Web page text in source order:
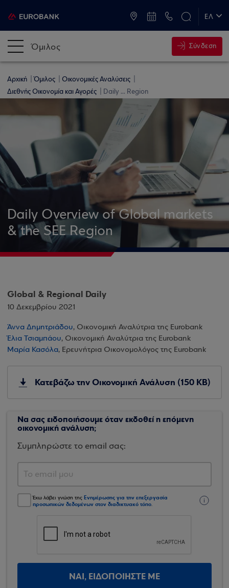
ΕΛ
Όμιλος Σύνδεση
Αρχική Όμιλος
Οικονομικές Αναλύσεις
Διεθνής Οικονομία και Αγορές
Daily ... Region
Daily Overview of Global markets
& the SEE Region
Global & Regional Daily
10 Δεκεμβρίου 2021
Άννα Δημητριάδου, Οικονομική Αναλύτρια της Eurobank
Έλια Τσιαμπάου, Οικονομική Αναλύτρια της Eurobank
Μαρία Κασόλα, Ερευνήτρια Οικονομολόγος της Eurobank
Κατεβάζω την Οικονομική Ανάλυση (150 KB)
Να σας ειδοποιήσουμε όταν εκδοθεί η επόμενη
οικονομική ανάλυση;
Συμπληρώστε το email σας:
Έχω λάβει γνώση της Ενημέρωσης για την επεξεργασία
προσωπικών δεδομένων στον διαδικτυακό τόπο.
ΝΑΙ, ΕΙΔΟΠΟΙΗΣΤΕ ΜΕ